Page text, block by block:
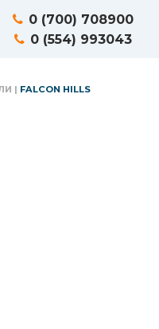
0 (700) 708900
0 (554) 993043
| FALCON HILLS